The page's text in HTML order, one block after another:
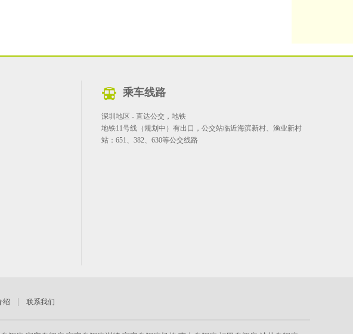
乘车线路
深圳地区 - 直达公交，地铁
地铁11号线（规划中）有出口，公交站临近海滨新村、渔业新村
站：651、382、630等公交线路
绍 | 联系我们